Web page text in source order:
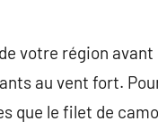
votre région
au vent fort.
que le filet de